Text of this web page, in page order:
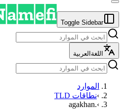
Toggle Sidebar
اللغة العربية
الموارد
›نطاقات TLD
›
.agakhan